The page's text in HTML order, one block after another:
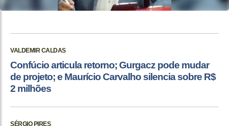
VALDEMIR CALDAS
Confúcio articula retorno; Gurgacz pode mudar
de projeto; e Maurício Carvalho silencia sobre R$
2 milhões
SÉRGIO PIRES